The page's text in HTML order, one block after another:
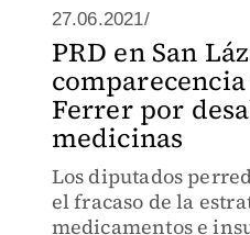
27.06.2021/
PRD en San
Ferrer por
medicinas
Los diputados
el fracaso de la
medicamentos e